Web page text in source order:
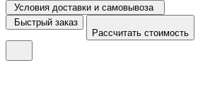
Условия доставки и самовывоза
Быстрый заказ
Рассчитать стоимость